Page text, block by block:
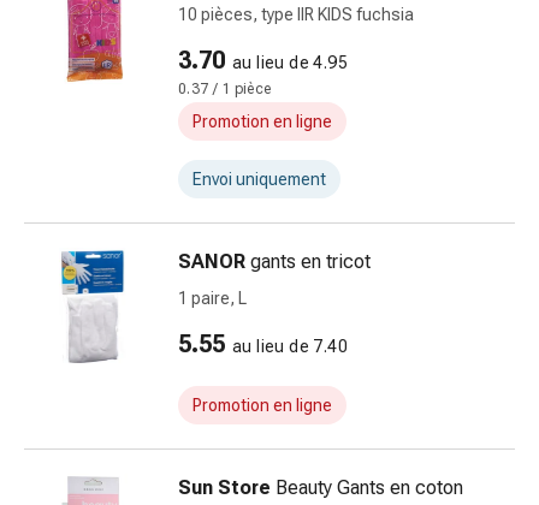
contention
Circulation
sanguine
Arrêter
Troubles
cardiaques
nerveux
Troubles
10 pièces, type IIR KIDS fuchsia
3.70 au lieu de 4.95
0.37 / 1 pièce
Promotion en ligne
Envoi uniquement
SANOR gants en tricot
1 paire, L
5.55 au lieu de 7.40
Promotion en ligne
Sun Store Beauty Gants en coton